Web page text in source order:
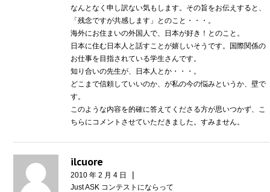
なんとなく申し訳ない気もします。その旨をお伝えすると、
「残念ですが共感します」とのこと・・・。
海外にお住まいの外国人で、日本が好き！とのこと。
日本に住む日本人と話すことが嬉しいそうです。国際関係の
お仕事を目指されている学生さんです。
知り合いの先生が、日本人とか・・・。
どこまで信頼していいのか、が私の今の悩みというか、壁で
す。
このような内容を的確に答えてくださる方が思いつかず、こ
ちらにコメントさせていただきました。すみません。
ilcuore
2010 年 2 月 4 日 |
Just ASK コンテストにならって